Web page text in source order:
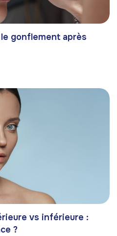
gonflement après
vs inférieure :
?